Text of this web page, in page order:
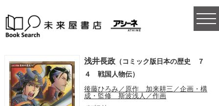
浅井長政 （コミック版日本の歴史 ７
４ 戦国人物伝）
後藤ひろみ／原作 加来耕三／企画・構
成・監修 斯波浅人／作画